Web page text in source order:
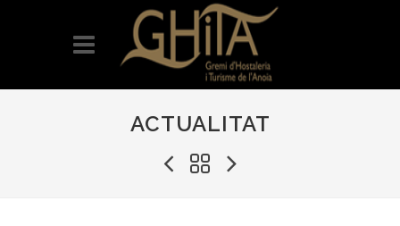
ACTUALITAT